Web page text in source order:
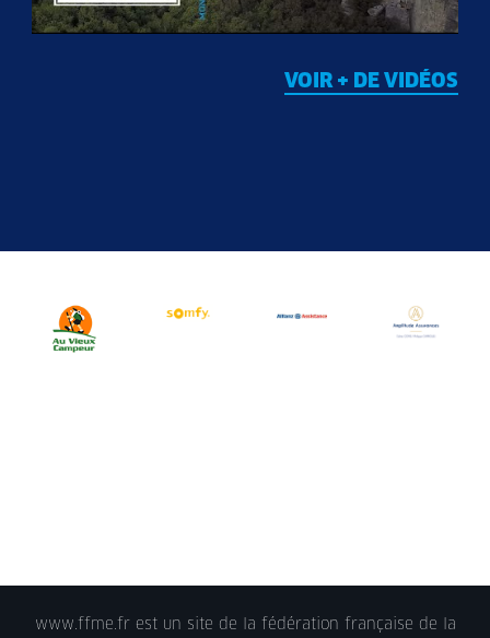
VOIR + DE VIDÉOS
www.ffme.fr est un site de la fédération française de la